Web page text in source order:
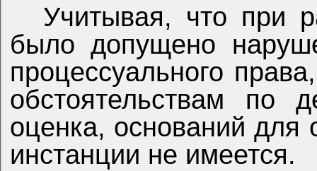
Учитывая, что при
было допущено
процессуального
обстоятельствам по
оценка, оснований
инстанции не имеется.